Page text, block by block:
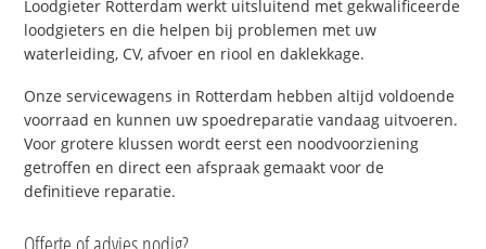
Loodgieter Rotterdam werkt uitsluitend met gekwalificeerde
loodgieters en die helpen bij problemen met uw
waterleiding, CV, afvoer en riool en daklekkage.
Onze servicewagens in Rotterdam hebben altijd voldoende
voorraad en kunnen uw spoedreparatie vandaag uitvoeren.
Voor grotere klussen wordt eerst een noodvoorziening
getroffen en direct een afspraak gemaakt voor de
definitieve reparatie.